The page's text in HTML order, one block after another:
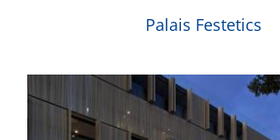
Palais Festetics